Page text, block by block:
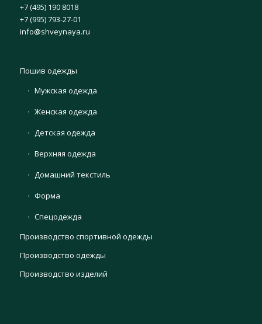
+7 (495) 190 8018
+7 (995) 793-27-01
info@shveynaya.ru
Пошив одежды
Мужская одежда
Женская одежда
Детская одежда
Верхняя одежда
Домашний текстиль
Форма
Спецодежда
Производство спортивной одежды
Производство одежды
Производство изделий